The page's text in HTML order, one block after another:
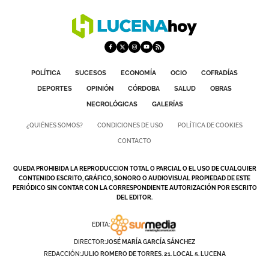
POLÍTICA SUCESOS ECONOMÍA OCIO
COFRADÍAS
DEPORTES
OPINIÓN CÓRDOBA SALUD
OBRAS
NECROLÓGICAS
GALERÍAS
¿QUIÉNES SOMOS? CONDICIONES DE USO POLÍTICA DE COOKIES
CONTACTO
QUEDA PROHIBIDA LA REPRODUCCION TOTAL O PARCIAL O EL USO DE CUALQUIER
CONTENIDO ESCRITO, GRÁFICO, SONORO O AUDIOVISUAL PROPIEDAD DE ESTE
PERIÓDICO SIN CONTAR CON LA CORRESPONDIENTE AUTORIZACIÓN POR ESCRITO
DEL EDITOR.
EDITA:
DIRECTOR:JOSÉ MARÍA GARCÍA SÁNCHEZ
REDACCIÓN:JULIO ROMERO DE TORRES, 21. LOCAL 5. LUCENA